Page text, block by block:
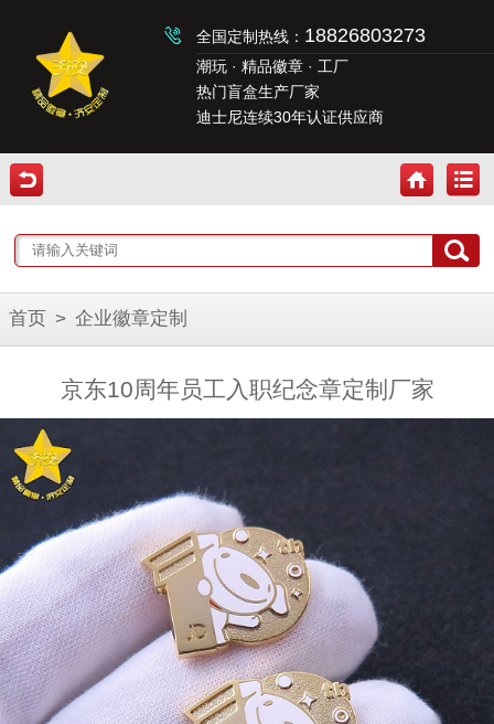
全国定制热线： 18826803273
潮玩 · 精品徽章 · 工厂
热门盲盒生产厂家
迪士尼连续30年认证供应商
首页 > 企业徽章定制
京东10周年员工入职纪念章定制厂家